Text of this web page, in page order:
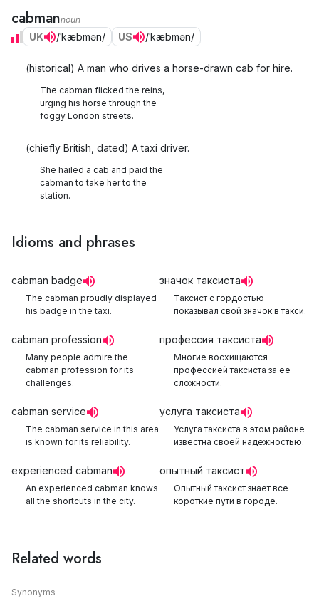
cabmannoun
UK /ˈkæbmən/ US /ˈkæbmən/
(historical) A man who drives a horse-drawn cab for hire.
The cabman flicked the reins,
urging his horse through the
foggy London streets.
(chiefly British, dated) A taxi driver.
She hailed a cab and paid the
cabman to take her to the
station.
Idioms and phrases
cabman badge
The cabman proudly displayed
his badge in the taxi.
значок таксиста
Таксист с гордостью
показывал свой значок в такси.
cabman profession
Many people admire the
cabman profession for its
challenges.
профессия таксиста
Многие восхищаются
профессией таксиста за её
сложности.
cabman service
The cabman service in this area
is known for its reliability.
услуга таксиста
Услуга таксиста в этом районе
известна своей надежностью.
experienced cabman
An experienced cabman knows
all the shortcuts in the city.
опытный таксист
Опытный таксист знает все
короткие пути в городе.
Related words
Synonyms